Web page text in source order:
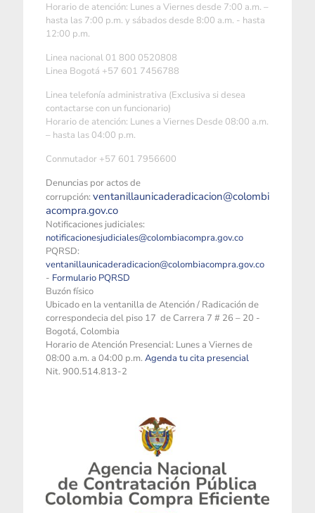
Horario de atención: Lunes a Viernes desde 7:00 a.m. –
hasta las 7:00 p.m. y sábados desde 8:00 a.m. - hasta
12:00 p.m.
Linea nacional 01 800 0520808
Linea Bogotá +57 601 7456788
Linea telefonía administrativa (Exclusiva si desea
contactarse con un funcionario)
Horario de atención: Lunes a Viernes Desde 08:00 a.m.
– hasta las 04:00 p.m.
Conmutador +57 601 7956600
Denuncias por actos de
corrupción: ventanillaunicaderadicacion@colombi
acompra.gov.co
Notificaciones judiciales:
notificacionesjudiciales@colombiacompra.gov.co
PQRSD:
ventanillaunicaderadicacion@colombiacompra.gov.co
- Formulario PQRSD
Buzón físico
Ubicado en la ventanilla de Atención / Radicación de
correspondecia del piso 17 de Carrera 7 # 26 – 20 -
Bogotá, Colombia
Horario de Atención Presencial: Lunes a Viernes de
08:00 a.m. a 04:00 p.m. Agenda tu cita presencial
Nit. 900.514.813-2